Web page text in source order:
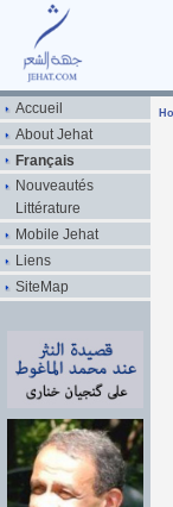
Accueil
About Jehat
Français
Nouveautés
Littérature
Mobile Jehat
Liens
SiteMap